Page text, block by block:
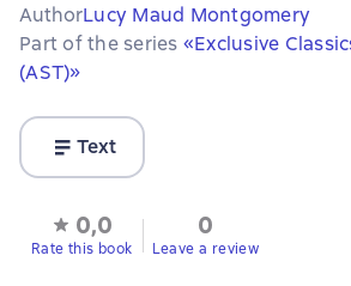
AuthorLucy Maud Montgomery
Part of the series «Exclusive
(AST)»
Text
0,0
Rate this book
0
Leave a review